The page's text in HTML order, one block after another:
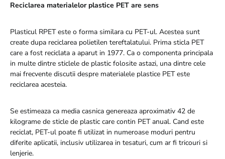
Reciclarea materialelor plastice PET are sens
Plasticul RPET este o forma similara cu PET-ul. Acestea sunt
create dupa reciclarea polietilen tereftalatului. Prima sticla PET
care a fost reciclata a aparut in 1977. Ca o componenta principala
in multe dintre sticlele de plastic folosite astazi, una dintre cele
mai frecvente discutii despre materialele plastice PET este
reciclarea acesteia.
Se estimeaza ca media casnica genereaza aproximativ 42 de
kilograme de sticle de plastic care contin PET anual. Cand este
reciclat, PET-ul poate fi utilizat in numeroase moduri pentru
diferite aplicatii, inclusiv utilizarea in tesaturi, cum ar fi tricouri si
lenjerie.